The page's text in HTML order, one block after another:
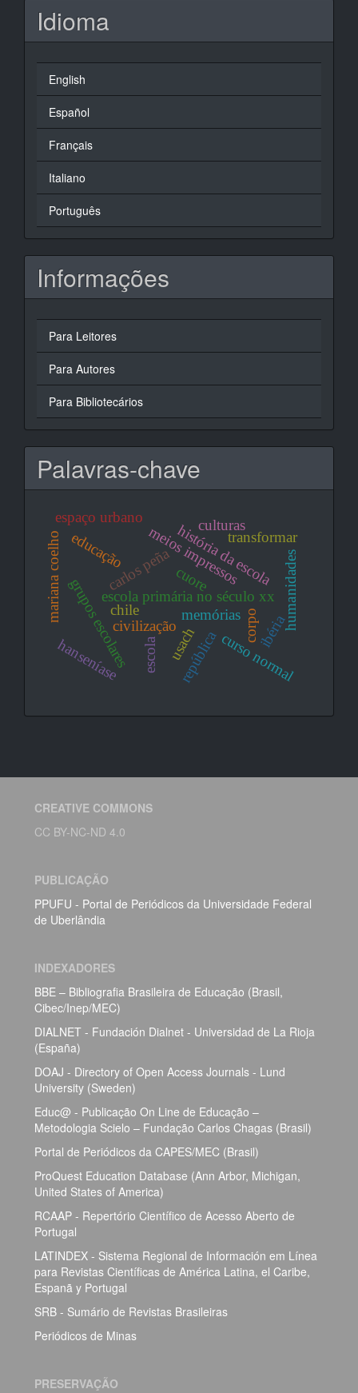
Idioma
English
Español
Français
Italiano
Português
Informações
Para Leitores
Para Autores
Para Bibliotecários
Palavras-chave
escola primária no século xx
grupos escolares memórias
carlos peña humanidades
chile
usach
meios impressos
história da escola
cuore
civilização
educação
hanseníase
corpo
república
espaço urbano
escola curso normal
transformar
culturas
ibéria
mariana coelho
CREATIVE COMMONS
CC BY-NC-ND 4.0
PUBLICAÇÃO
PPUFU - Portal de Periódicos da Universidade Federal
de Uberlândia
INDEXADORES
BBE – Bibliografia Brasileira de Educação (Brasil,
Cibec/Inep/MEC)
DIALNET - Fundación Dialnet - Universidad de La Rioja
(España)
DOAJ - Directory of Open Access Journals - Lund
University (Sweden)
Educ@ - Publicação On Line de Educação –
Metodologia Scielo – Fundação Carlos Chagas (Brasil)
Portal de Periódicos da CAPES/MEC (Brasil)
ProQuest Education Database (Ann Arbor, Michigan,
United States of America)
RCAAP - Repertório Científico de Acesso Aberto de
Portugal
LATINDEX - Sistema Regional de Información em Línea
para Revistas Científicas de América Latina, el Caribe,
Espanã y Portugal
SRB - Sumário de Revistas Brasileiras
Periódicos de Minas
PRESERVAÇÃO